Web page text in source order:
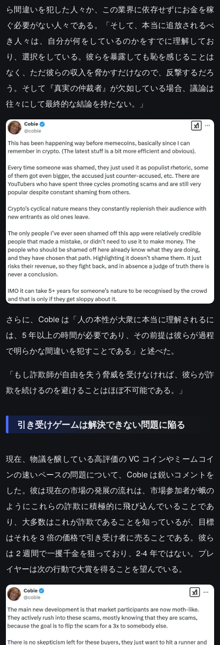
ら間違いを犯した人々か、この業界に依存せずにお金を稼
ぐ必要がない人々である。「そして、本当に追放されるべ
き人々は、自分が何をしているのかをすでに理解してお
り、選択をしている。彼らを暴露しても恥を感じることは
なく、ただ彼らの収入を脅かすだけなので、反撃するだろ
う。そして『真実の仲裁者』が欠如している場合、議論は
往々にして最終的な結論を持たない。」
さらに、Cobie は「人の本性が大衆に本当に理解されるに
は、5 年以上の時間が必要であり、その前提は彼らが過程
で明らかな間違いを犯すことである」と述べた。
「もし詐欺師が自由を失う脅威を受けなければ、彼らが詐
欺を続けるのを避けることはほぼ不可能である。」
引き受けゲームは解決できない問題に陥る
現在、物議を醸している高評価の VC コインやミームコイ
ンの速いペースの問題について、Cobie は鋭いコメントを
した。彼は現在の市場の発展の流れは、市場参加者が蛾の
ようにこれらの詐欺に積極的に飛び込んでいることであ
り、大多数はこれが詐欺であることを知っているが、目標
はそれを 3 倍の価格で引き受け者に売ることである。彼ら
は 2 週間で一攫千金を狙っており、2-4 年ではない。プレ
イヤーは次の行動で大賞を得ることを望んでいる。